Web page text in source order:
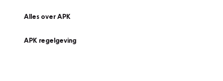
Alles over APK
APK regelgeving